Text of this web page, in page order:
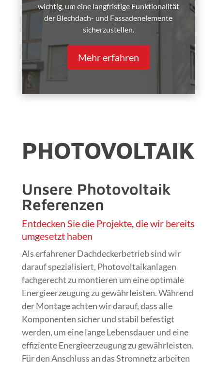
wichtig, um eine langfristige Funktionalität
der Blechdach- und Fassadenelemente
sicherzustellen.
Mehr erfahren
PHOTOVOLTAIK
Unsere Photovoltaik
Referenzen
Entdecken Sie die Projekte, die wir bereits
umgesetzt haben
Als erfahrener Dachdeckerbetrieb sind wir
darauf spezialisiert, Photovoltaikanlagen
fachgerecht zu montieren um eine optimale
Energieerzeugung zu gewährleisten. Während
der Montage achten wir darauf, dass alle
Komponenten sicher und stabil befestigt
werden, um eine lange Lebensdauer und eine
effiziente Energieerzeugung zu gewährleisten.
Für den Anschluss an das Stromnetz arbeiten